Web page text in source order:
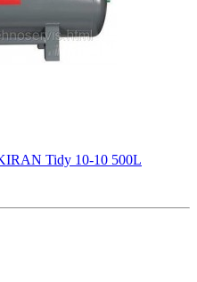
Tidy 10-10 500L